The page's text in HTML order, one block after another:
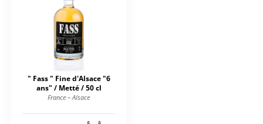
" Fass " Fine d'Alsace "6
ans" / Metté / 50 cl
France – Alsace